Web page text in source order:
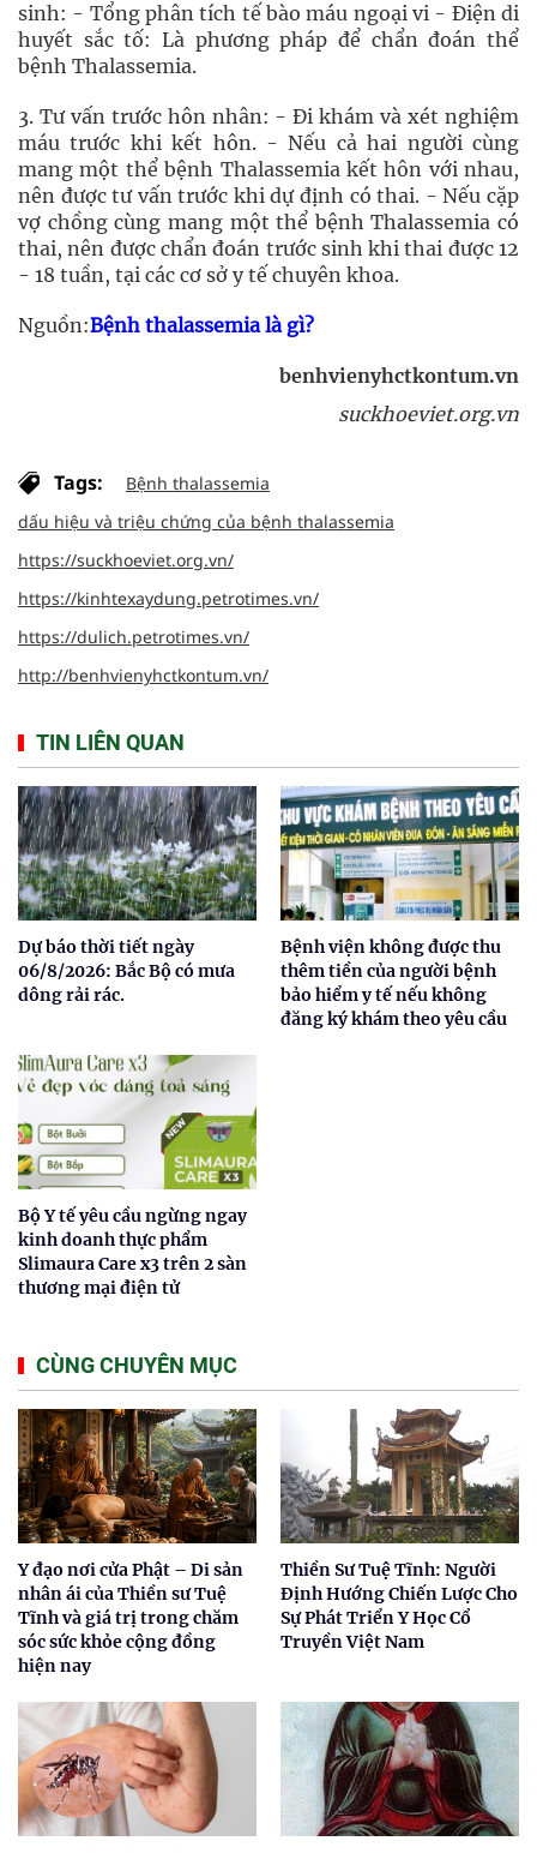
sinh: - Tổng phân tích tế bào máu ngoại vi - Điện di
huyết sắc tố: Là phương pháp để chẩn đoán thể
bệnh Thalassemia.
3. Tư vấn trước hôn nhân: - Đi khám và xét nghiệm
máu trước khi kết hôn. - Nếu cả hai người cùng
mang một thể bệnh Thalassemia kết hôn với nhau,
nên được tư vấn trước khi dự định có thai. - Nếu cặp
vợ chồng cùng mang một thể bệnh Thalassemia có
thai, nên được chẩn đoán trước sinh khi thai được 12
- 18 tuần, tại các cơ sở y tế chuyên khoa.
Nguồn:Bệnh thalassemia là gì?
benhvienyhctkontum.vn
suckhoeviet.org.vn
Tags:
Bệnh thalassemia
dấu hiệu và triệu chứng của bệnh thalassemia
https://suckhoeviet.org.vn/
https://kinhtexaydung.petrotimes.vn/
https://dulich.petrotimes.vn/
http://benhvienyhctkontum.vn/
TIN LIÊN QUAN
Dự báo thời tiết ngày
06/8/2026: Bắc Bộ có mưa
dông rải rác.
Bệnh viện không được thu
thêm tiền của người bệnh
bảo hiểm y tế nếu không
đăng ký khám theo yêu cầu
Bộ Y tế yêu cầu ngừng ngay
kinh doanh thực phẩm
Slimaura Care x3 trên 2 sàn
thương mại điện tử
CÙNG CHUYÊN MỤC
Y đạo nơi cửa Phật – Di sản
nhân ái của Thiền sư Tuệ
Tĩnh và giá trị trong chăm
sóc sức khỏe cộng đồng
hiện nay
Thiền Sư Tuệ Tĩnh: Người
Định Hướng Chiến Lược Cho
Sự Phát Triển Y Học Cổ
Truyền Việt Nam